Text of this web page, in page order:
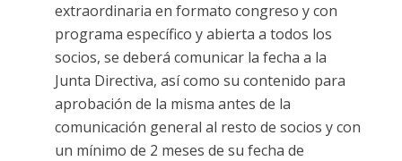
extraordinaria en formato congreso y con
programa específico y abierta a todos los
socios, se deberá comunicar la fecha a la
Junta Directiva, así como su contenido para
aprobación de la misma antes de la
comunicación general al resto de socios y con
un mínimo de 2 meses de su fecha de